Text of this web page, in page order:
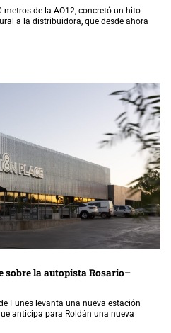
metros de la AO12, concretó un hito
a la distribuidora, que desde ahora
sobre la autopista Rosario–
Funes levanta una nueva estación
anticipa para Roldán una nueva